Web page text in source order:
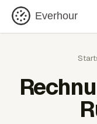
Everhour